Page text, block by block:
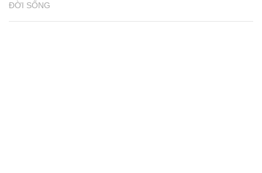
ĐỜI SỐNG